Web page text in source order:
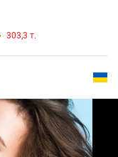
303,3 т.